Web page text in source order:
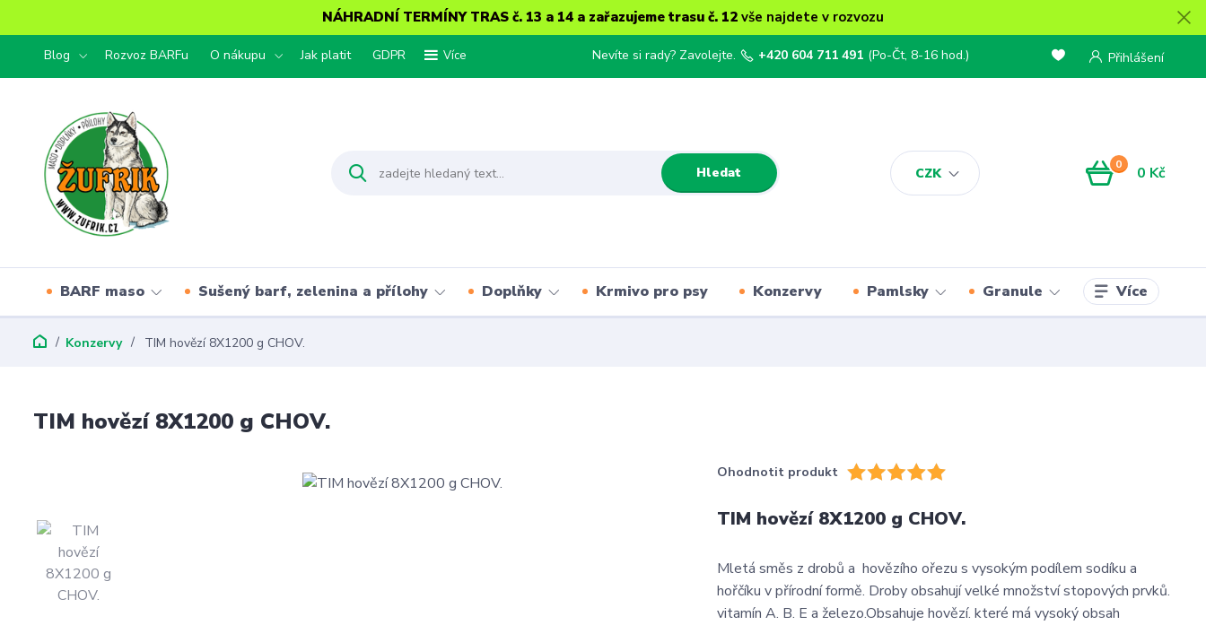
NÁHRADNÍ TERMÍNY TRAS č. 13 a 14 a zařazujeme trasu č. 12 vše najdete v rozvozu
Blog Rozvoz BARFu O nákupu Jak platit GDPR Více
CZK
Přihlášení
Hledat
Nevíte si rady? Zavolejte. +420 604 711 491 (Po-Čt, 8-16 hod.)
0 0 Kč
BARF maso Sušený barf, zelenina a přílohy Doplňky Krmivo pro psy Konzervy Pamlsky Granule Více
Konzervy TIM hovězí 8X1200 g CHOV.
TIM hovězí 8X1200 g CHOV.
Ohodnotit produkt
TIM hovězí 8X1200 g CHOV.
Mletá směs z drobů a hovězího ořezu s vysokým podílem sodíku a
hořčíku v přírodní formě. Droby obsahují velké množství stopových prvků.
vitamín A. B. E a železo.Obsahuje hovězí. které má vysoký obsah